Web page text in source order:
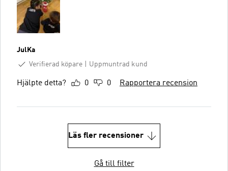
JulKa
Verifierad köpare
Uppmuntrad kund
Hjälpte detta? 0 0 Rapportera recension
Läs fler recensioner
Gå till filter